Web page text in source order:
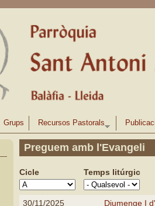
Grups Recursos Pastorals
Preguem amb l'Evangeli
Cicle Temps litúrgic
30/11/2025
Diumenge I